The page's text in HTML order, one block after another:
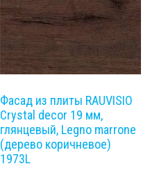
Фасад из плиты RAUVISIO
Crystal decor 19 мм,
глянцевый, Legno marrone
(дерево коричневое)
1973L